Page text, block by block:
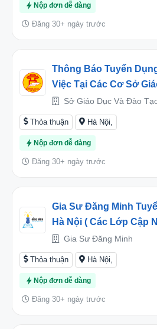
Nộp đơn dễ dàng
Đăng 30+ ngày trước
Thông Báo Tuyển
Việc Tại Các Cơ Sở
Trực Thuộc Sở Giáo
Nội Năm 2023
Sở Giáo Dục Và Đào
Thỏa thuận Hà Nội,
Nộp đơn dễ dàng
Đăng 30+ ngày trước
Gia Sư Đăng Minh
Hà Nội ( Các Lớp Cập
Gia Sư Đăng Minh
Thỏa thuận Hà Nội,
Nộp đơn dễ dàng
Đăng 30+ ngày trước